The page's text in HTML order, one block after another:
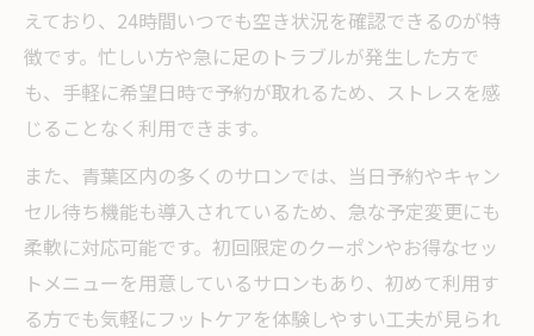
えており、24時間いつでも空き状況を確認できるのが特
徴です。忙しい方や急に足のトラブルが発生した方で
も、手軽に希望日時で予約が取れるため、ストレスを感
じることなく利用できます。
また、青葉区内の多くのサロンでは、当日予約やキャン
セル待ち機能も導入されているため、急な予定変更にも
柔軟に対応可能です。初回限定のクーポンやお得なセッ
トメニューを用意しているサロンもあり、初めて利用す
る方でも気軽にフットケアを体験しやすい工夫が見られ